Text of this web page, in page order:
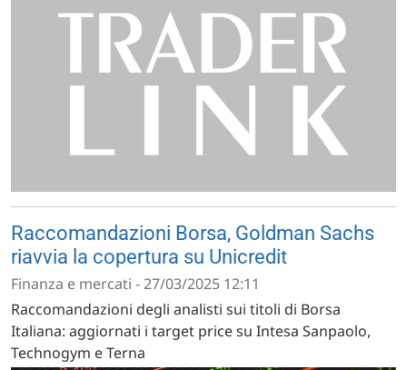
Raccomandazioni Borsa, Goldman Sachs
riavvia la copertura su Unicredit
Finanza e mercati - 27/03/2025 12:11
Raccomandazioni degli analisti sui titoli di Borsa
Italiana: aggiornati i target price su Intesa Sanpaolo,
Technogym e Terna